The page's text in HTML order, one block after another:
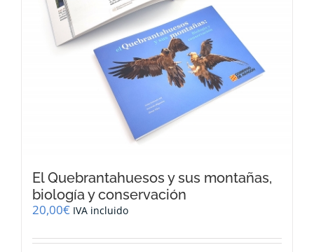
El Quebrantahuesos y sus montañas,
biología y conservación
20,00€ IVA incluido